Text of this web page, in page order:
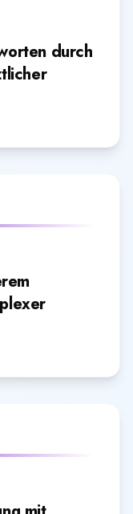
durch